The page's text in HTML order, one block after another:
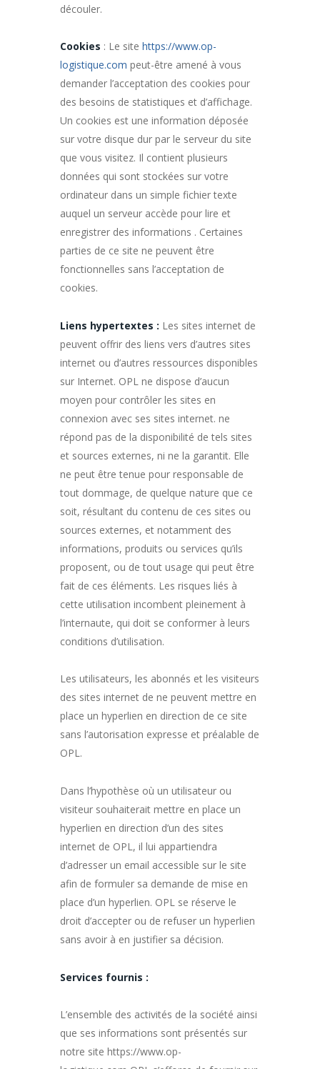
découler.
Cookies : Le site https://www.op-
logistique.com peut-être amené à vous
demander l’acceptation des cookies pour
des besoins de statistiques et d’affichage.
Un cookies est une information déposée
sur votre disque dur par le serveur du site
que vous visitez. Il contient plusieurs
données qui sont stockées sur votre
ordinateur dans un simple fichier texte
auquel un serveur accède pour lire et
enregistrer des informations . Certaines
parties de ce site ne peuvent être
fonctionnelles sans l’acceptation de
cookies.
Liens hypertextes : Les sites internet de
peuvent offrir des liens vers d’autres sites
internet ou d’autres ressources disponibles
sur Internet. OPL ne dispose d’aucun
moyen pour contrôler les sites en
connexion avec ses sites internet. ne
répond pas de la disponibilité de tels sites
et sources externes, ni ne la garantit. Elle
ne peut être tenue pour responsable de
tout dommage, de quelque nature que ce
soit, résultant du contenu de ces sites ou
sources externes, et notamment des
informations, produits ou services qu’ils
proposent, ou de tout usage qui peut être
fait de ces éléments. Les risques liés à
cette utilisation incombent pleinement à
l’internaute, qui doit se conformer à leurs
conditions d’utilisation.
Les utilisateurs, les abonnés et les visiteurs
des sites internet de ne peuvent mettre en
place un hyperlien en direction de ce site
sans l’autorisation expresse et préalable de
OPL.
Dans l’hypothèse où un utilisateur ou
visiteur souhaiterait mettre en place un
hyperlien en direction d’un des sites
internet de OPL, il lui appartiendra
d’adresser un email accessible sur le site
afin de formuler sa demande de mise en
place d’un hyperlien. OPL se réserve le
droit d’accepter ou de refuser un hyperlien
sans avoir à en justifier sa décision.
Services fournis :
L’ensemble des activités de la société ainsi
que ses informations sont présentés sur
notre site https://www.op-